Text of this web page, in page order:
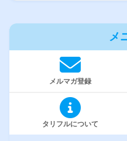
メ
メルマガ登録
タリフルについて